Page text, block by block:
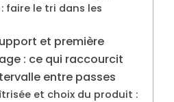
faire le tri dans les
et première
: ce qui raccourcit
entre passes
et choix du produit :